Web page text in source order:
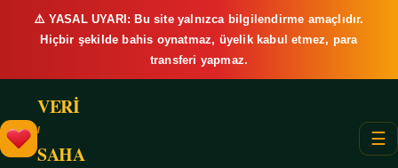
⚠️ YASAL UYARI: Bu site yalnızca bilgilendirme amaçlıdır.
Hiçbir şekilde bahis oynatmaz, üyelik kabul etmez, para
transferi yapmaz.
VERİ
/
SAHA
☰